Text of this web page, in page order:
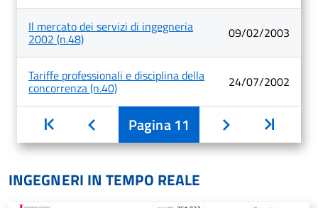
Il mercato dei servizi di ingegneria
2002 (n.48) 09/02/2003
Tariffe professionali e disciplina della
concorrenza (n.40) 24/07/2002
Indietro
Pagina11
Avanti
INGEGNERI IN TEMPO REALE